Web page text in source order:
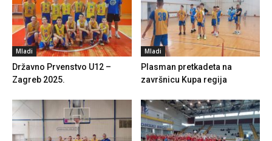
Mladi
Državno Prvenstvo U12 –
Zagreb 2025.
Mladi
Plasman pretkadeta na
završnicu Kupa regija